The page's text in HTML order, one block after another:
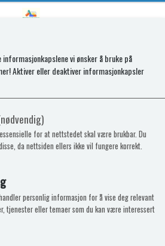
"PURPLE RAIN"
vi ønsker å bruke på
Aktiver eller deaktiver informasjonkapsler
for at nettstedet skal være brukbar. Du
da nettsiden ellers ikke vil fungere korrekt.
personlig informasjon for å vise deg relevant
tjenester eller temaer som du kan være interessert